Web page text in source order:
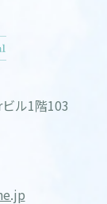
ル1階103